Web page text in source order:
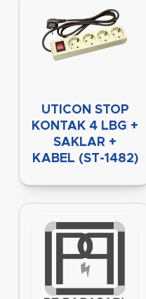
UTICON STOP
KONTAK 4 LBG +
SAKLAR +
KABEL (ST-1482)